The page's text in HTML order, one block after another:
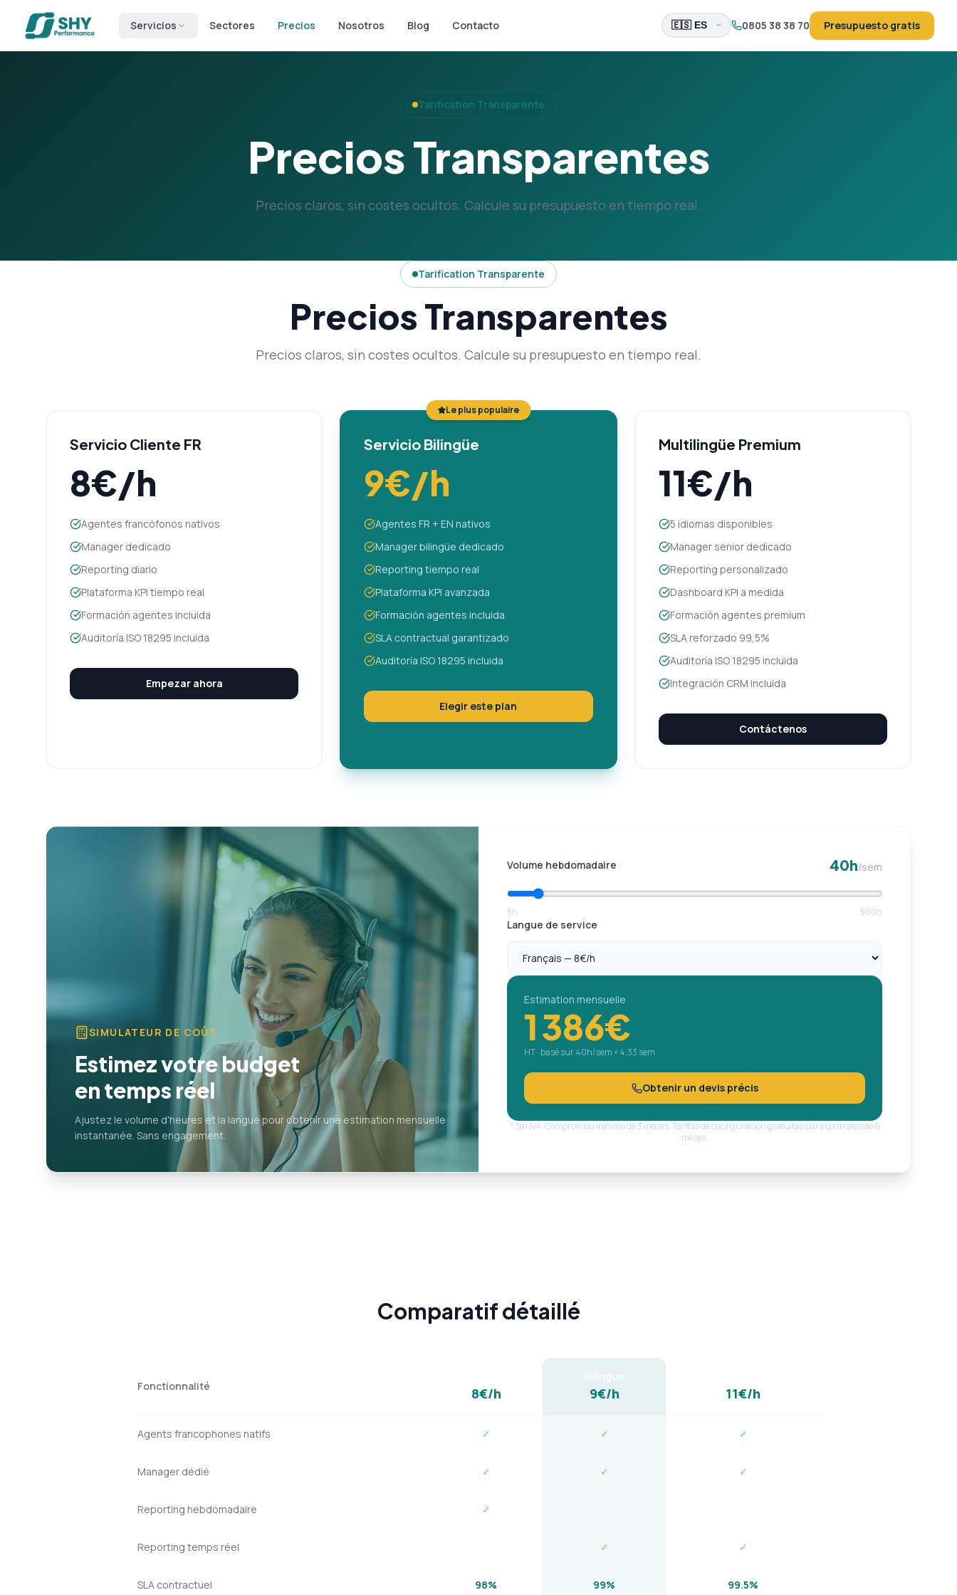
Servicios Sectores Precios Nosotros Blog Contacto 0805 38 38 70 Presupuesto gratis
Tarification Transparente
Precios Transparentes
Precios claros, sin costes ocultos. Calcule su presupuesto en tiempo real.
Tarification Transparente
Precios Transparentes
Precios claros, sin costes ocultos. Calcule su presupuesto en tiempo real.
Servicio Cliente FR
8€/h
Agentes francófonos nativos
Manager dedicado
Reporting diario
Plataforma KPI tiempo real
Formación agentes incluida
Auditoría ISO 18295 incluida
Empezar ahora
Le plus populaire
Servicio Bilingüe
9€/h
Agentes FR + EN nativos
Manager bilingüe dedicado
Reporting tiempo real
Plataforma KPI avanzada
Formación agentes incluida
SLA contractual garantizado
Auditoría ISO 18295 incluida
Elegir este plan
Multilingüe Premium
11€/h
5 idiomas disponibles
Manager senior dedicado
Reporting personalizado
Dashboard KPI a medida
Formación agentes premium
SLA reforzado 99,5%
Auditoría ISO 18295 incluida
Integración CRM incluida
Contáctenos
SIMULATEUR DE COÛT
Estimez votre budget
en temps réel
Ajustez le volume d'heures et la langue pour obtenir une estimation mensuelle
instantanée. Sans engagement.
Volume hebdomadaire 40h/sem
5h 500h
Langue de service
Estimation mensuelle
1 386€
HT · basé sur40h/sem × 4,33 sem
Obtenir un devis précis
* Sin IVA. Compromiso mínimo de 3 meses. Tarifas de configuración gratuitas para contratos de 6
meses.
Comparatif détaillé
Fonctionnalité 8€/h
Bilingue
9€/h 11€/h
Agents francophones natifs ✓ ✓ ✓
Manager dédié ✓ ✓ ✓
Reporting hebdomadaire ✓
Reporting temps réel ✓ ✓
SLA contractuel 98% 99% 99.5%